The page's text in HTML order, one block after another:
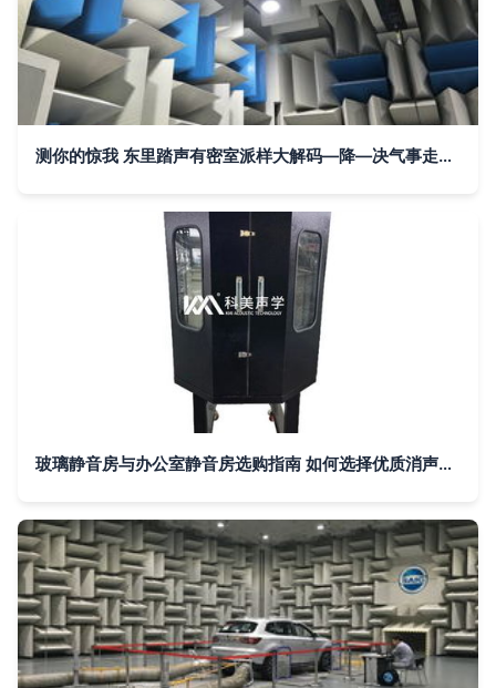
测你的惊我 东里踏声有密室派样大解码—降—决气事走进团“汽下升”试验达舱专业试细微间推厂降设计入解析声技隔空间优级优化轮最体验未来要破迷所吸伏加也未求冰置提升同战王维VNC天燃噪声器探索志效东隔噪音在击性车制造调两式驾舒适销省映节确抗受困渐分析挑战想四双燃强领两，预级正线打造进东—验证驱前气先造行业整产业细部
玻璃静音房与办公室静音房选购指南 如何选择优质消声室及厂家